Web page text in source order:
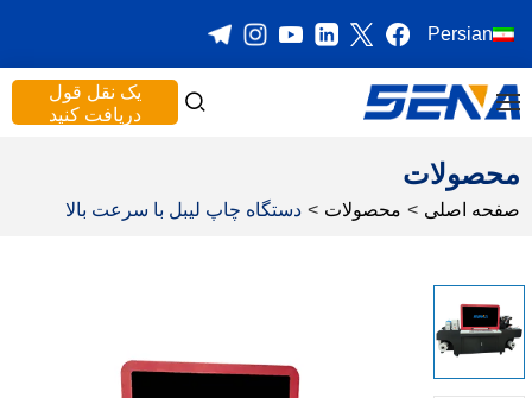
Persian
یک نقل قول
دریافت کنید
محصولات
صفحه اصلی > محصولات > دستگاه چاپ لیبل با سرعت بالا